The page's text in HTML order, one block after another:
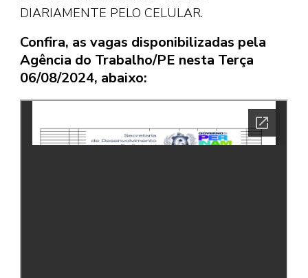
DIARIAMENTE PELO CELULAR.
Confira, as vagas disponibilizadas pela
Agência do Trabalho/PE nesta Terça
06/08/2024, abaixo: